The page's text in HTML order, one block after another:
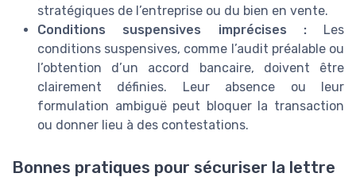
stratégiques de l’entreprise ou du bien en vente.
Conditions suspensives imprécises :Les
conditions suspensives, comme l’audit préalable ou
l’obtention d’un accord bancaire, doivent être
clairement définies. Leur absence ou leur
formulation ambiguë peut bloquer la transaction
ou donner lieu à des contestations.
Bonnes pratiques pour sécuriser la lettre